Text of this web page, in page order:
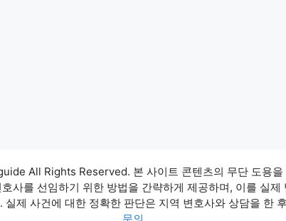
All Rights Reserved. 본 사이트 콘텐츠의 무단 도용을
사를 선임하기 위한 방법을 간략하게 제공하며, 이를 실
실제 사건에 대한 정확한 판단은 지역 변호사와 상담을 한
문의